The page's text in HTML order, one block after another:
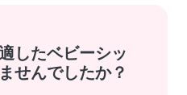
したベビーシッ
せんでしたか？